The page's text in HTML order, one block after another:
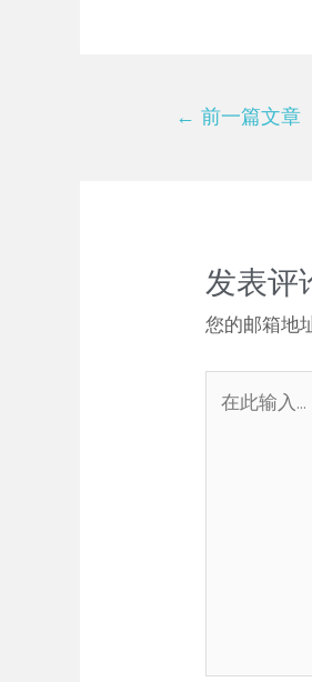
← 前一篇文章
发表评
您的邮箱地